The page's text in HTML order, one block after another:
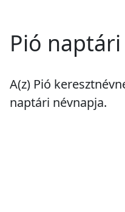
Pió
A(z) Pió
naptári névnapja.